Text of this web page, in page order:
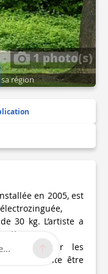
1 photo(s)
région
en 2005, est
30 kg. L’artiste a
au laser les
vont ensuite être